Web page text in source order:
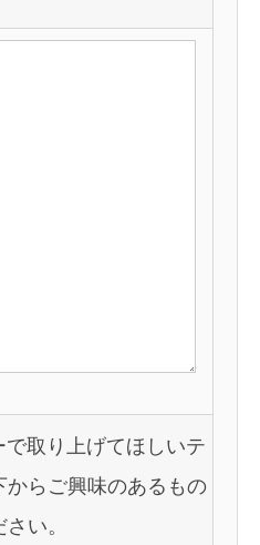
取り上げてほしいテ
からご興味のあるもの
い。